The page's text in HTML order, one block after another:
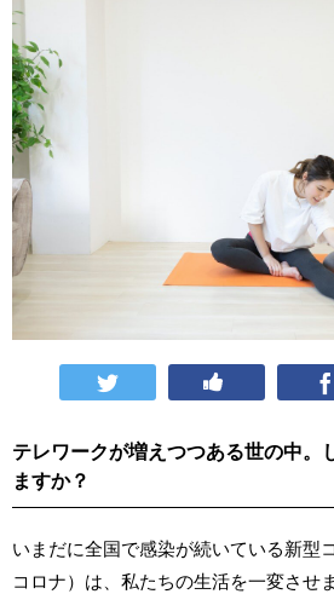
テレワークが増えつつある世の中。
ますか？
いまだに全国で感染が続いている新型
コロナ）は、私たちの生活を一変させ